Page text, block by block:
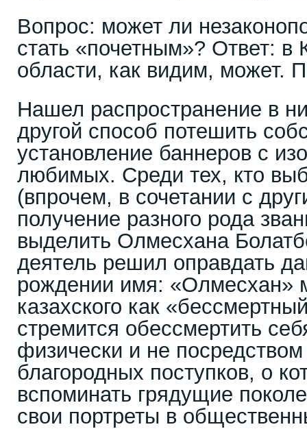
Вопрос: может ли
стать «почетным»? Ответ: в
области, как видим, может.
Нашел распространение в
другой способ потешить
установление баннеров с
любимых. Среди тех, кто
(впрочем, в сочетании с
получение разного рода
выделить Олмесхана
деятель решил оправдать
рождении имя: «Олмесхан»
казахского как
стремится обессмертить
физически и не посредством
благородных поступков, о
вспоминать грядущие
свои портреты в